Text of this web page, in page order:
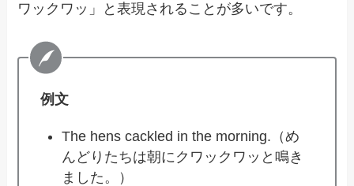
ワックワッ」と表現されることが多いです。
例文
The hens cackled in the morning.（め
んどりたちは朝にクワックワッと鳴き
ました。）